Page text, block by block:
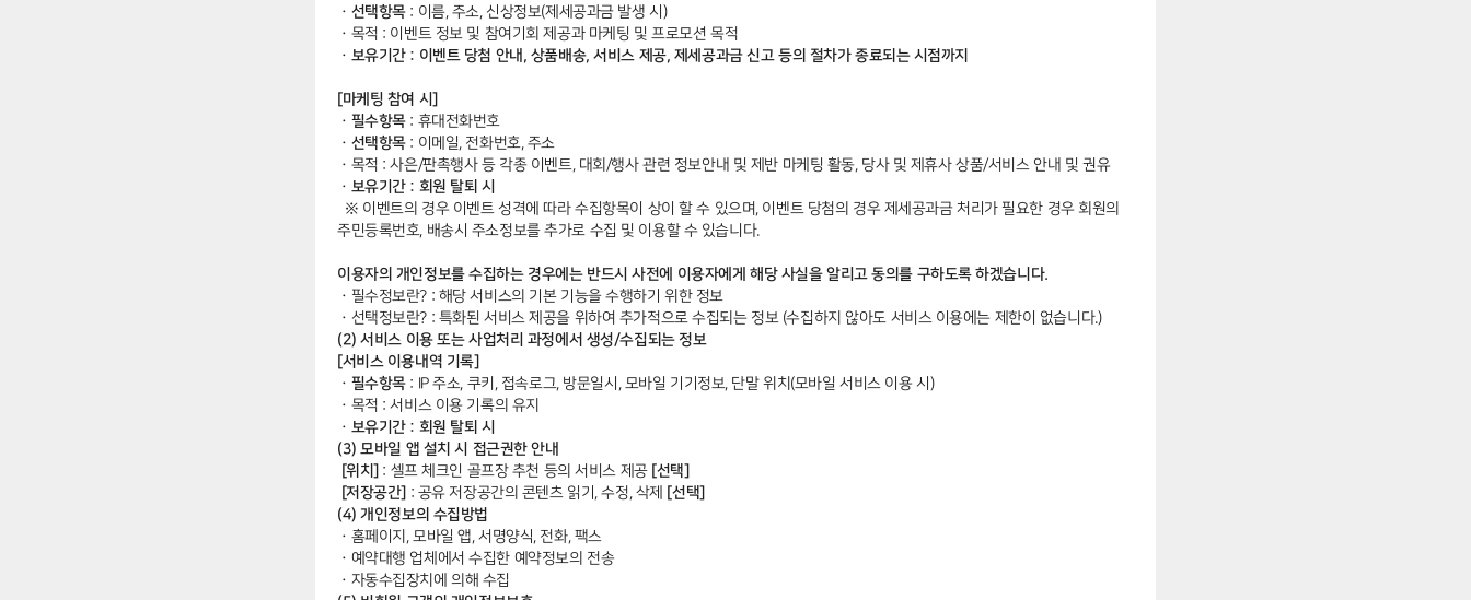
ㆍ선택항목: 이름, 주소, 신상정보(제세공과금 발생 시)
ㆍ 목적 : 이벤트 정보 및 참여기회 제공과 마케팅 및 프로모션 목적
ㆍ보유기간 : 이벤트 당첨 안내, 상품배송, 서비스 제공, 제세공과금 신고 등의 절차가 종료되는 시점까지
[마케팅 참여 시]
ㆍ필수항목: 휴대전화번호
ㆍ선택항목: 이메일, 전화번호, 주소
ㆍ 목적 : 사은/판촉행사 등 각종 이벤트, 대회/행사 관련 정보안내 및 제반 마케팅 활동, 당사 및 제휴사 상품/서비스 안내 및 권유
ㆍ보유기간 : 회원 탈퇴 시
※ 이벤트의 경우 이벤트 성격에 따라 수집항목이 상이 할 수 있으며, 이벤트 당첨의 경우 제세공과금 처리가 필요한 경우 회원의
주민등록번호, 배송시 주소정보를 추가로 수집 및 이용할 수 있습니다.
이용자의 개인정보를 수집하는 경우에는 반드시 사전에 이용자에게 해당 사실을 알리고 동의를 구하도록 하겠습니다.
ㆍ 필수정보란? : 해당 서비스의 기본 기능을 수행하기 위한 정보
ㆍ 선택정보란? : 특화된 서비스 제공을 위하여 추가적으로 수집되는 정보 (수집하지 않아도 서비스 이용에는 제한이 없습니다.)
(2) 서비스 이용 또는 사업처리 과정에서 생성/수집되는 정보
[서비스 이용내역 기록]
ㆍ필수항목: IP 주소, 쿠키, 접속로그, 방문일시, 모바일 기기정보, 단말 위치(모바일 서비스 이용 시)
ㆍ 목적 : 서비스 이용 기록의 유지
ㆍ보유기간 : 회원 탈퇴 시
(3) 모바일 앱 설치 시 접근권한 안내
[위치] : 셀프 체크인 골프장 추천 등의 서비스 제공 [선택]
[저장공간] : 공유 저장공간의 콘텐츠 읽기, 수정, 삭제
[선택]
(4) 개인정보의 수집방법
ㆍ 홈페이지, 모바일 앱, 서명양식, 전화, 팩스
ㆍ 예약대행 업체에서 수집한 예약정보의 전송
ㆍ 자동수집장치에 의해 수집